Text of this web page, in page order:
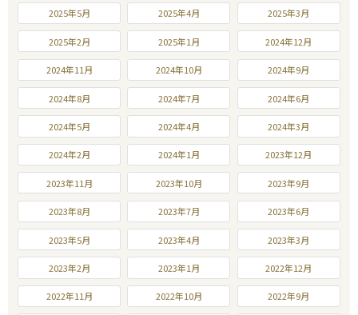
2025年5月 2025年4月 2025年3月
2025年2月 2025年1月 2024年12月
2024年11月 2024年10月 2024年9月
2024年8月 2024年7月 2024年6月
2024年5月 2024年4月 2024年3月
2024年2月 2024年1月 2023年12月
2023年11月 2023年10月 2023年9月
2023年8月 2023年7月 2023年6月
2023年5月 2023年4月 2023年3月
2023年2月 2023年1月 2022年12月
2022年11月 2022年10月 2022年9月